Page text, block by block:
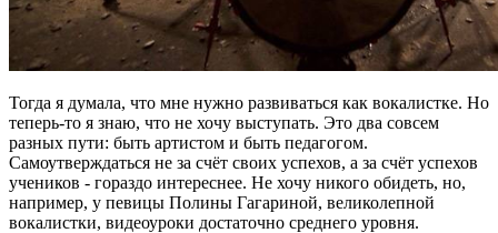
Тогда я думала, что мне нужно развиваться как вокалистке. Но
теперь-то я знаю, что не хочу выступать. Это два совсем
разных пути: быть артистом и быть педагогом.
Самоутверждаться не за счёт своих успехов, а за счёт успехов
учеников - гораздо интереснее. Не хочу никого обидеть, но,
например, у певицы Полины Гагариной, великолепной
вокалистки, видеоуроки достаточно среднего уровня.